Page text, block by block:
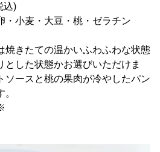
)
・小麦・大豆・桃・ゼラチン
焼きたての温かいふわふわな状態
とした状態かお選びいただけま
ソースと桃の果肉が冷やしたパン